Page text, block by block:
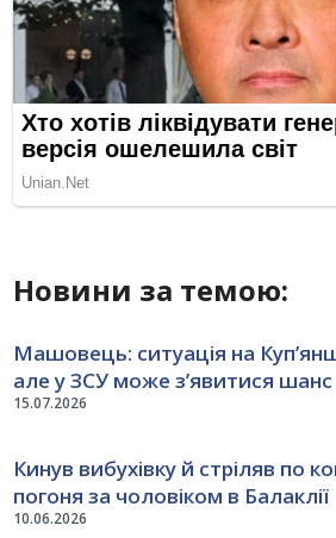
Новини за темою:
15.07.2026
Машовець: ситуація на
але у ЗСУ може з’явитися шанс
10.06.2026
Кинув вибухівку й стріляв по
погоня за чоловіком в Балаклії